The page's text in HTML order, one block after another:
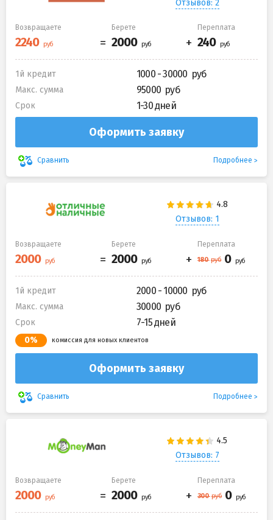
Отзывов: 2
Возвращаете Берете Переплата
1й кредит 1000 - 30000
Макс. сумма 95000
Срок 1-30 дней
Оформить заявку
Сравнить Подробнее
Отзывов: 1
Возвращаете Берете Переплата
1й кредит 2000 - 10000
Макс. сумма 30000
Срок 7-15 дней
0% комиссия для новых клиентов
Оформить заявку
Сравнить Подробнее
Отзывов: 7
Возвращаете Берете Переплата